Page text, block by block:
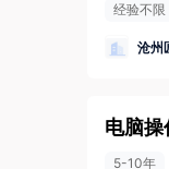
经验不限
沧州
电脑
5-10年